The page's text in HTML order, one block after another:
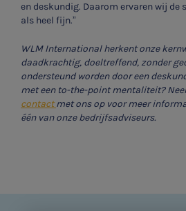
en deskundig. Daarom ervaren wij de
als heel fijn.”
WLM International herkent onze
daadkrachtig, doeltreffend, zonder
ondersteund worden door een
met een to-the-point mentaliteit?
contactmet ons op voor meer
één van onze bedrijfsadviseurs.